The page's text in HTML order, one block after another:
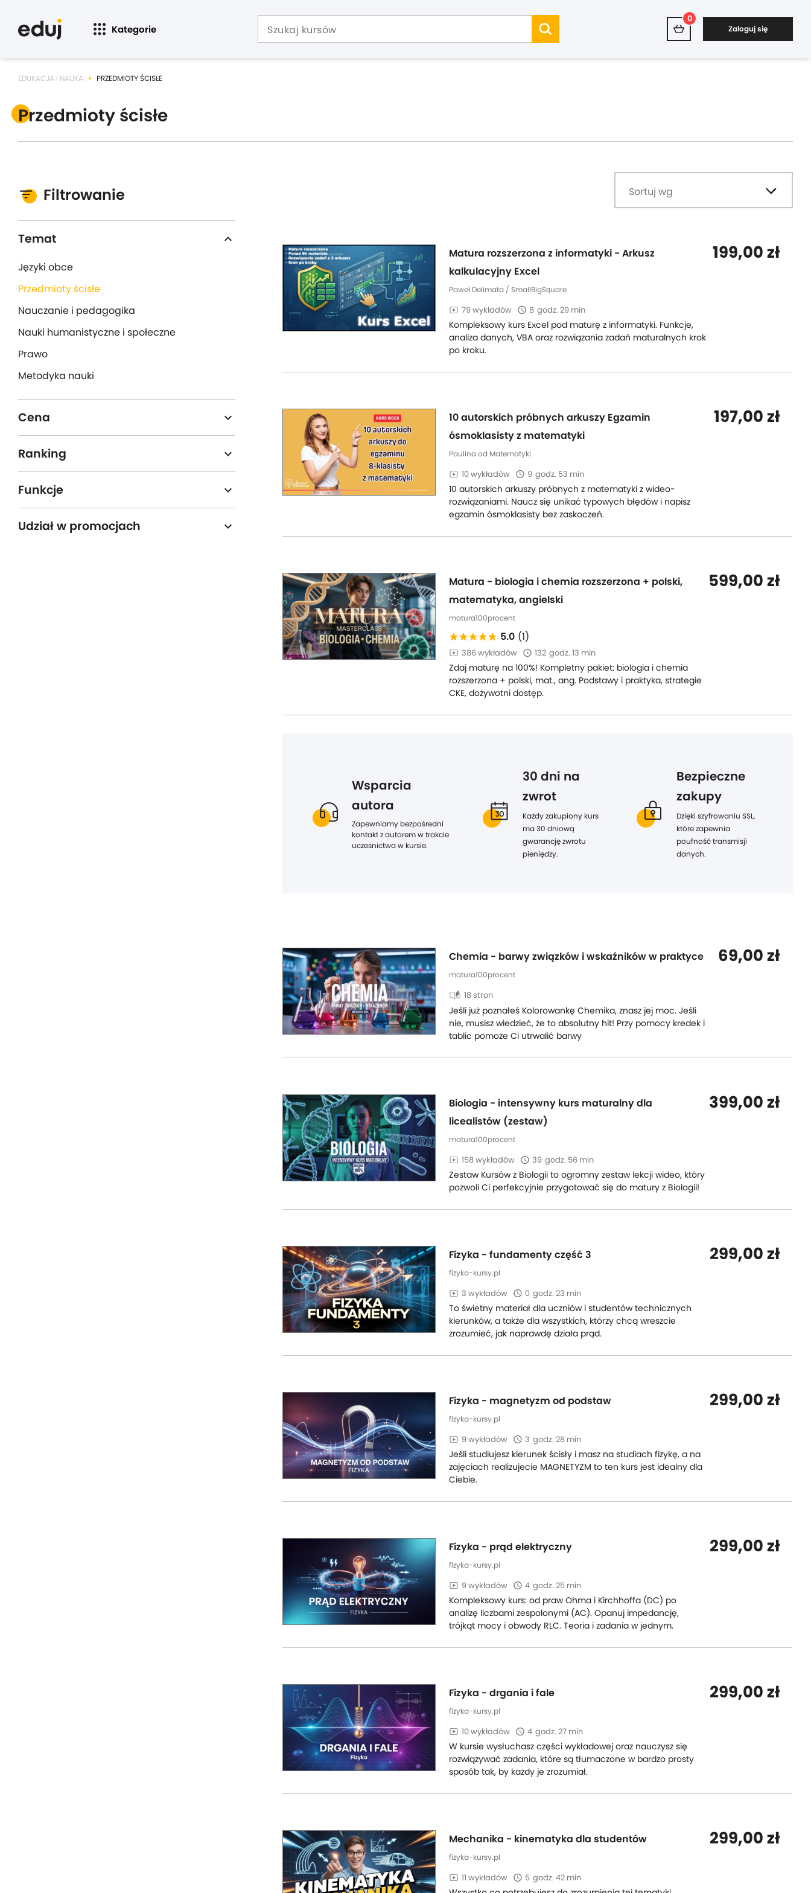
Kategorie
0
Zaloguj się
EDUKACJA I NAUKA PRZEDMIOTY ŚCISŁE
Przedmioty ścisłe
Filtrowanie
Temat expand_more
Języki obce
Przedmioty ścisłe
Nauczanie i pedagogika
Nauki humanistyczne i społeczne
Prawo
Metodyka nauki
Cena expand_more
Darmowe
Płatne
Ranking expand_more
4,5 i wyższa
4,0 i wyższa
3,5 i wyższa
Funkcje expand_more
Testy i ćwiczenia
Udział w promocjach expand_more
Sortuj wg
Matura rozszerzona z informatyki - Arkusz
kalkulacyjny Excel
Paweł Delimata / SmallBigSquare
79 wykładów 8 godz. 29 min
Kompleksowy kurs Excel pod maturę z informatyki. Funkcje,
analiza danych, VBA oraz rozwiązania zadań maturalnych krok
po kroku.
199,00 zł
10 autorskich próbnych arkuszy Egzamin
ósmoklasisty z matematyki
Paulina od Matematyki
10 wykładów 9 godz. 53 min
10 autorskich arkuszy próbnych z matematyki z wideo-
rozwiązaniami. Naucz się unikać typowych błędów i napisz
egzamin ósmoklasisty bez zaskoczeń.
197,00 zł
Matura - biologia i chemia rozszerzona + polski,
matematyka, angielski
matura100procent
5.0 (1)
386 wykładów 132 godz. 13 min
Zdaj maturę na 100%! Kompletny pakiet: biologia i chemia
rozszerzona + polski, mat., ang. Podstawy i praktyka, strategie
CKE, dożywotni dostęp.
599,00 zł
Wsparcia
autora
Zapewniamy bezpośredni
kontakt z autorem w trakcie
uczesnictwa w kursie.
30 dni na
zwrot
Każdy zakupiony kurs
ma 30 dniową
gwarancję zwrotu
pieniędzy.
Bezpieczne
zakupy
Dzięki szyfrowaniu SSL,
które zapewnia
poufność transmisji
danych.
Chemia - barwy związków i wskaźników w praktyce
matura100procent
auto_stories 18 stron
Jeśli już poznałeś Kolorowankę Chemika, znasz jej moc. Jeśli
nie, musisz wiedzieć, że to absolutny hit! Przy pomocy kredek i
tablic pomoże Ci utrwalić barwy
69,00 zł
Biologia - intensywny kurs maturalny dla
licealistów (zestaw)
matura100procent
158 wykładów 39 godz. 56 min
Zestaw Kursów z Biologii to ogromny zestaw lekcji wideo, który
pozwoli Ci perfekcyjnie przygotować się do matury z Biologii!
399,00 zł
Fizyka - fundamenty część 3
fizyka-kursy.pl
3 wykładów 0 godz. 23 min
To świetny materiał dla uczniów i studentów technicznych
kierunków, a także dla wszystkich, którzy chcą wreszcie
zrozumieć, jak naprawdę działa prąd.
299,00 zł
Fizyka - magnetyzm od podstaw
fizyka-kursy.pl
9 wykładów 3 godz. 28 min
Jeśli studiujesz kierunek ścisły i masz na studiach fizykę, a na
zajęciach realizujecie MAGNETYZM to ten kurs jest idealny dla
Ciebie.
299,00 zł
Fizyka - prąd elektryczny
fizyka-kursy.pl
9 wykładów 4 godz. 25 min
Kompleksowy kurs: od praw Ohma i Kirchhoffa (DC) po
analizę liczbami zespolonymi (AC). Opanuj impedancję,
trójkąt mocy i obwody RLC. Teoria i zadania w jednym.
299,00 zł
Fizyka - drgania i fale
fizyka-kursy.pl
10 wykładów 4 godz. 27 min
W kursie wysłuchasz części wykładowej oraz nauczysz się
rozwiązywać zadania, które są tłumaczone w bardzo prosty
sposób tak, by każdy je zrozumiał.
299,00 zł
Mechanika - kinematyka dla studentów
fizyka-kursy.pl
11 wykładów 5 godz. 42 min
299,00 zł